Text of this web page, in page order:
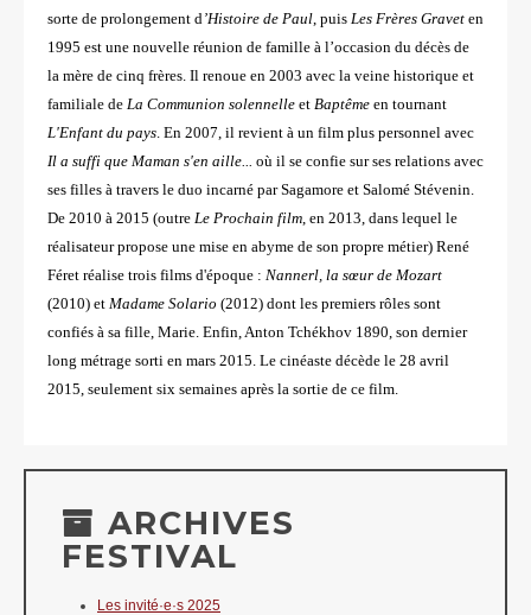
sorte de prolongement d ’Histoire de Paul , puis Les Frères Gravet en
1995 est une nouvelle réunion de famille à l’occasion du décès de
la mère de cinq frères. Il renoue en 2003 avec la veine historique et
familiale de La Communion solennelle et Baptême en tournant
L'Enfant du pays . En 2007, il revient à un film plus personnel avec
Il a suffi que Maman s'en aille...
où il se confie sur ses relations avec
ses filles à travers le duo incarné par Sagamore et Salomé Stévenin.
De 2010 à 2015 (outre Le Prochain film , en 2013, dans lequel le
réalisateur propose une mise en abyme de son propre métier) René
Féret réalise trois films d'époque : Nannerl, la sœur de Mozart
(2010) et Madame Solario (2012) dont les premiers rôles sont
confiés à sa fille, Marie. Enfin, Anton Tchékhov 1890, son dernier
long métrage sorti en mars 2015. Le cinéaste décède le 28 avril
2015, seulement six semaines après la sortie de ce film.
ARCHIVES
FESTIVAL
Les invité·e·s 2025